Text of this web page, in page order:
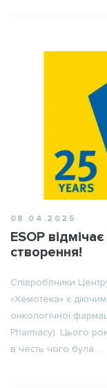
08.04.2025
ESOP
створення!
Співробітники
«Хемотека» є
онкологічної
Pharmacy). Цього
в честь чого була ...